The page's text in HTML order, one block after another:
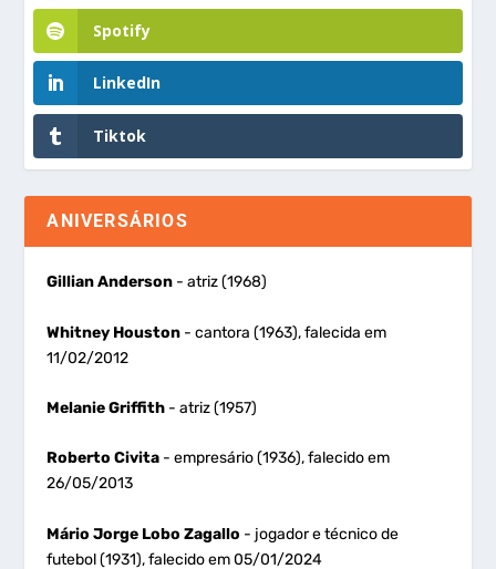
Spotify
LinkedIn
Tiktok
ANIVERSÁRIOS
Gillian Anderson - atriz (1968)
Whitney Houston - cantora (1963), falecida em
11/02/2012
Melanie Griffith - atriz (1957)
Roberto Civita - empresário (1936), falecido em
26/05/2013
Mário Jorge Lobo Zagallo - jogador e técnico de
futebol (1931), falecido em 05/01/2024